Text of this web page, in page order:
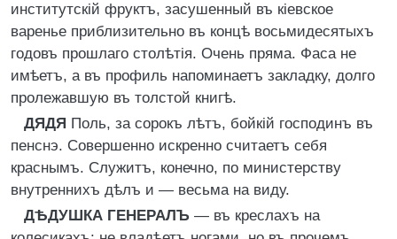
институтскій фруктъ, засушенный въ кіевское
варенье приблизительно въ концѣ восьмидесятыхъ
годовъ прошлаго столѣтія. Очень прямa. Фаса не
имѣетъ, а въ профиль напоминаетъ закладку, долго
пролежавшую въ толстой книгѣ.
ДЯДЯ Поль, за сорокъ лѣтъ, бойкій господинъ въ
пенснэ. Совершенно искренно считаетъ себя
краснымъ. Служитъ, конечно, по министерству
внутреннихъ дѣлъ и — весьма на виду.
ДѢДУШКА ГЕНЕРАЛЪ — въ креслахъ на